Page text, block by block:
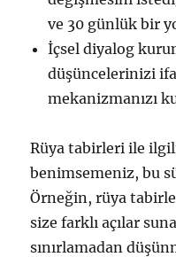
ve 30 günlük bir
İçsel diyalog
düşüncelerinizi
mekanizmanızı
Rüya tabirleri ile
benimsemeniz, bu
Örneğin, rüya
size farklı açılar
sınırlamadan